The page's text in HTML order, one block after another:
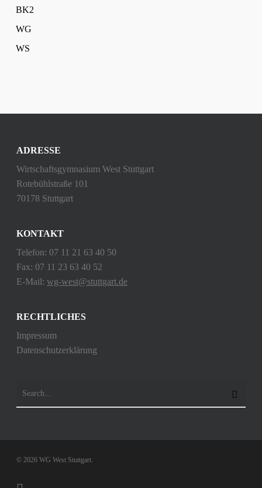
BK2
WG
WS
ADRESSE
Wirtschaftsgymnasium West Stuttgart
Rotebühlstraße 101
70178 Stuttgart
KONTAKT
Telefon: 07 11 21 63 40 50
Fax: 07 11 23 63 40 52
E-Mail: wg-west@stuttgart.de
RECHTLICHES
Impressum
Datenschutzerklärung
© 2026 WG West Stuttgart.